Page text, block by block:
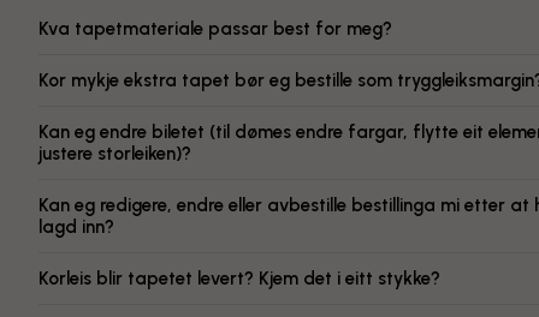
Kva tapetmateriale passar best for meg?
Kor mykje ekstra tapet bør eg bestille som
Kan eg endre biletet (til dømes endre fargar, flytte eit
justere storleiken)?
Kan eg redigere, endre eller avbestille bestillinga mi etter at
lagd inn?
Korleis blir tapetet levert? Kjem det i eitt stykke?